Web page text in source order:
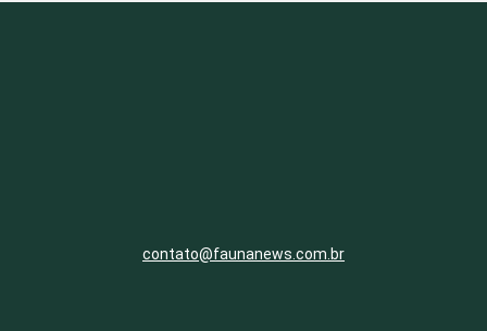
contato@faunanews.com.br